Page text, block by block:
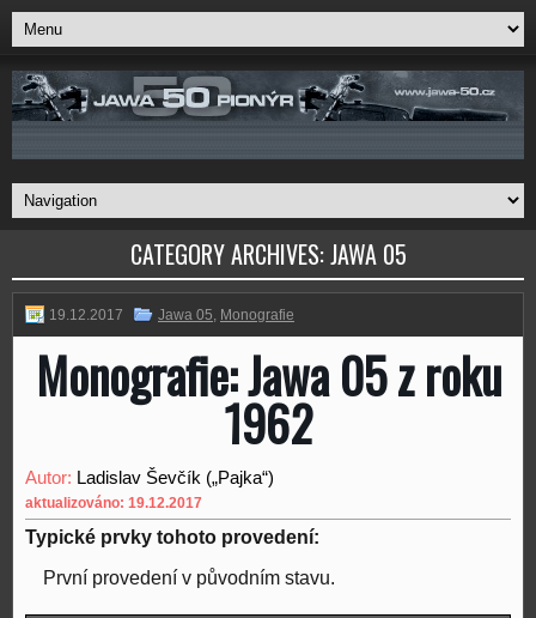
CATEGORY ARCHIVES:JAWA 05
19.12.2017 Jawa 05, Monografie
Monografie: Jawa 05 z roku
1962
Autor: Ladislav Ševčík („Pajka“)
aktualizováno: 19.12.2017
Typické prvky tohoto provedení:
První provedení v původním stavu.